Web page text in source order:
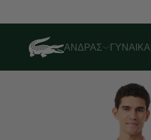
ΆΝΔΡΑΣ ΓΥΝΑΊΚΑ